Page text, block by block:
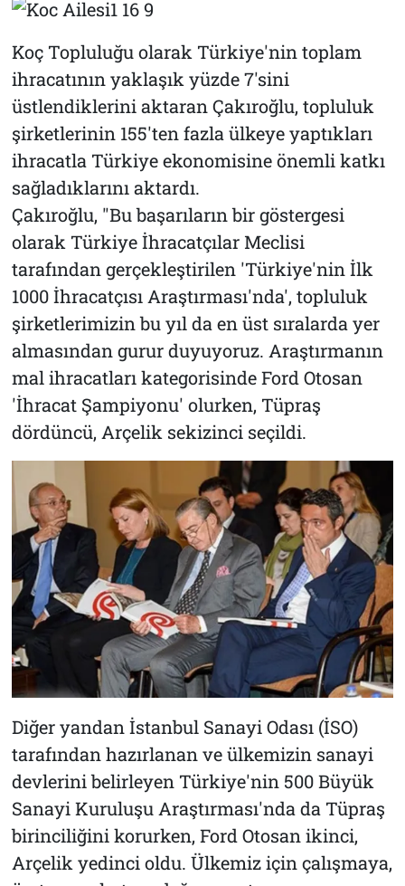
Koç Topluluğu olarak Türkiye'nin toplam
ihracatının yaklaşık yüzde 7'sini
üstlendiklerini aktaran Çakıroğlu, topluluk
şirketlerinin 155'ten fazla ülkeye yaptıkları
ihracatla Türkiye ekonomisine önemli katkı
sağladıklarını aktardı.
Çakıroğlu, "Bu başarıların bir göstergesi
olarak Türkiye İhracatçılar Meclisi
tarafından gerçekleştirilen 'Türkiye'nin İlk
1000 İhracatçısı Araştırması'nda', topluluk
şirketlerimizin bu yıl da en üst sıralarda yer
almasından gurur duyuyoruz. Araştırmanın
mal ihracatları kategorisinde Ford Otosan
'İhracat Şampiyonu' olurken, Tüpraş
dördüncü, Arçelik sekizinci seçildi.
Diğer yandan İstanbul Sanayi Odası (İSO)
tarafından hazırlanan ve ülkemizin sanayi
devlerini belirleyen Türkiye'nin 500 Büyük
Sanayi Kuruluşu Araştırması'nda da Tüpraş
birinciliğini korurken, Ford Otosan ikinci,
Arçelik yedinci oldu. Ülkemiz için çalışmaya,